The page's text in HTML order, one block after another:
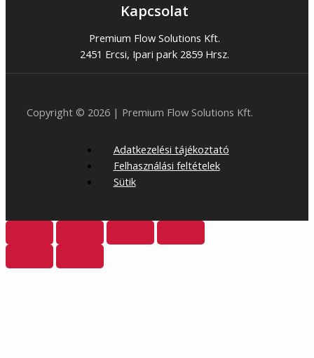
Kapcsolat
Premium Flow Solutions Kft.
2451 Ercsi, Ipari park 2859 Hrsz.
Copyright © 2026 | Premium Flow Solutions Kft.
Adatkezelési tájékoztató
Felhasználási feltételek
Sütik